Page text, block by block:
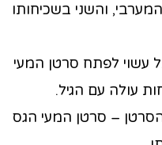
והשני בשכיחותו
בישראל עשוי לפתח סרטן המעי
עולה עם הגיל.
– סרטן המעי הגס